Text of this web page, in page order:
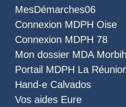
MesDémarches06
Connexion MDPH Oise
Connexion MDPH 78
Mon dossier MDA
Portail MDPH La
Hand-e Calvados
Vos aides Eure